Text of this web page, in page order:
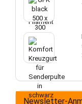
Newsletter-